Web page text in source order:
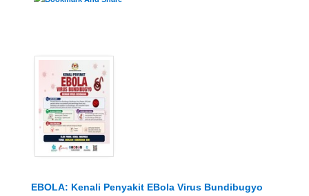
EBOLA: Kenali Penyakit EBola Virus Bundibugyo